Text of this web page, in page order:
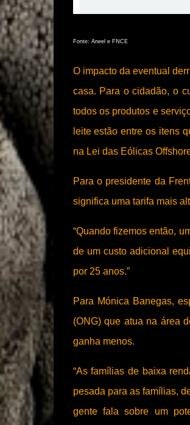
Fonte: Aneel e FNCE
O impacto da eventual
casa. Para o cidadão, o
todos os produtos e
leite estão entre os itens
na Lei das Eólicas
Para o presidente da
significa uma tarifa mais
“Quando fizemos então,
de um custo adicional
por 25 anos.”
Para Mónica Banegas,
(ONG) que atua na área
ganha menos.
“As famílias de baixa
pesada para as famílias,
gente fala sobre um